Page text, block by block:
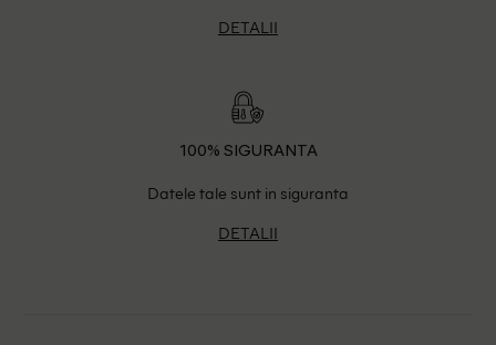
DETALII
100% SIGURANTA
Datele tale sunt in siguranta
DETALII